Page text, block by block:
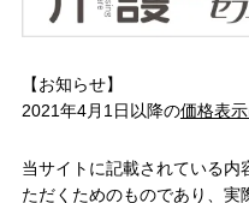
【お知らせ】
2021年4月1日以降の価格表
当サイトに記載されている
ただくためのものであり、